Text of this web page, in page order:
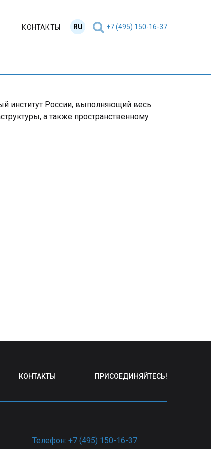
КОНТАКТЫ EN
RU +7 (495) 150-16-37
институт России, выполняющий весь
а также пространственному
КОНТАКТЫ ПРИСОЕДИНЯЙТЕСЬ!
Телефон: +7 (495) 150-16-37